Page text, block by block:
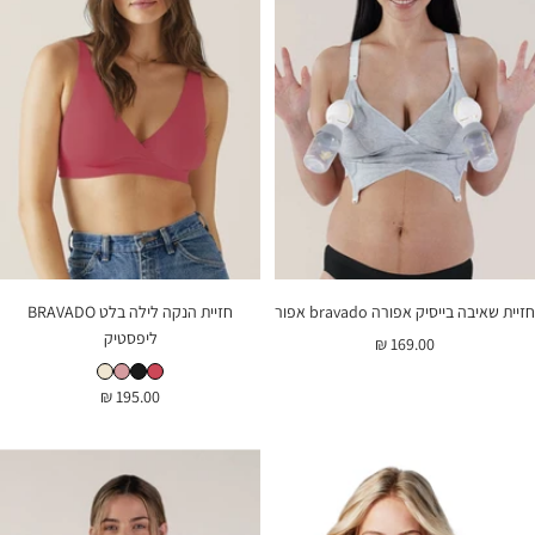
חזיית שאיבה בייסיק אפורה bravado אפור
מחיר
169.00 ₪
חזיית הנקה לילה בלט BRAVADO
ליפסטיק
חזיית הנקה לילה בלט BRAVADO ליפסטיק
חזיית הנקה לילה בלט BRAVADO שחורחזיית הנקה לילה בלט BRAVADO ורוד עתיקחזיית הנקה לילה בלט BRAVADO לבן עתיק
מחיר
195.00 ₪